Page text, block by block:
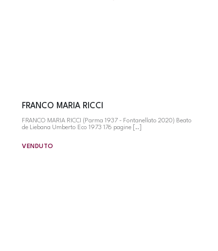
FRANCO MARIA RICCI
FRANCO MARIA RICCI (Parma 1937 - Fontanellato 2020) Beato
de Liebana Umberto Eco 1973 176 pagine [..]
VENDUTO